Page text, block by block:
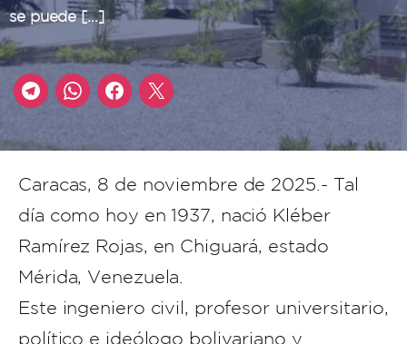
se puede […]
Caracas, 8 de noviembre de 2025.- Tal
día como hoy en 1937, nació Kléber
Ramírez Rojas, en Chiguará, estado
Mérida, Venezuela.
Este ingeniero civil, profesor universitario,
político e ideólogo bolivariano y